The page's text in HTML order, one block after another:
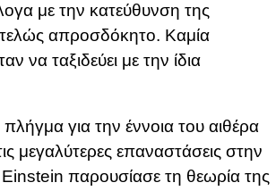
με την κατεύθυνση της
απροσδόκητο. Καμία
να ταξιδεύει με την ίδια
για την έννοια του αιθέρα
μεγαλύτερες επαναστάσεις στην
παρουσίασε τη θεωρία της